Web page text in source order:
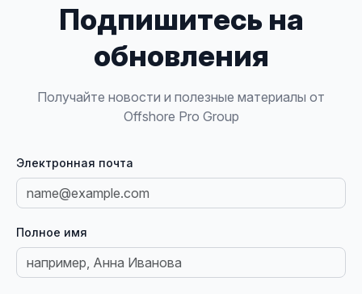
Подпишитесь на
обновления
Получайте новости и полезные материалы от
Offshore Pro Group
Электронная почта
Полное имя